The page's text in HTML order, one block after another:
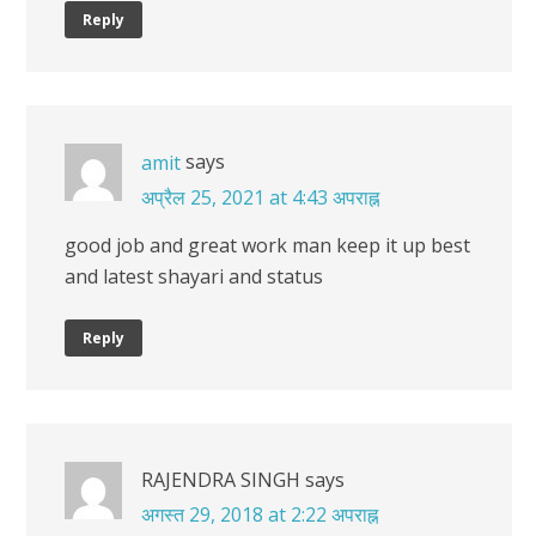
Reply
amitsays
अप्रैल 25, 2021 at 4:43 अपराह्न
good job and great work man keep it up best
and latest shayari and status
Reply
RAJENDRA SINGH says
अगस्त 29, 2018 at 2:22 अपराह्न